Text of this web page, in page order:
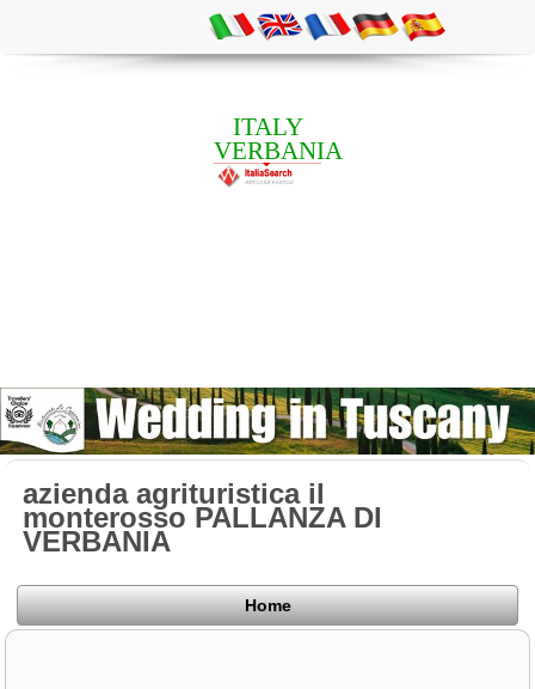
ITALY
VERBANIA
azienda agrituristica il
monterosso PALLANZA DI
VERBANIA
Home